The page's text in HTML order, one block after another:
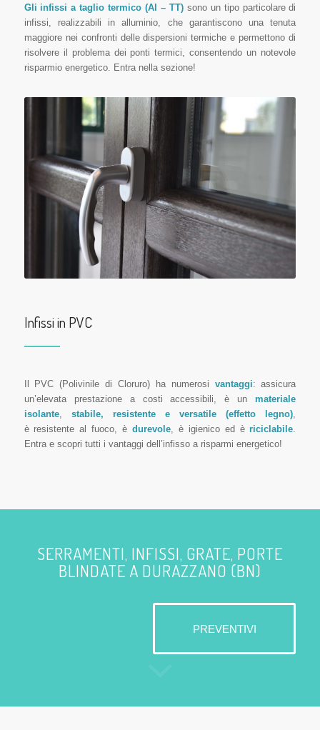
Gli infissi a taglio termico (Al – TT)sono un tipo particolare di
infissi, realizzabili in alluminio, che garantiscono una tenuta
maggiore nei confronti delle dispersioni termiche e permettono di
risolvere il problema dei ponti termici, consentendo un notevole
risparmio energetico. Entra nella sezione!
Infissi in PVC
Il PVC (Polivinile di Cloruro) ha numerosi vantaggi: assicura
un’elevata prestazione a costi accessibili, è unmateriale
isolante, stabile, resistente e versatile (effetto legno),
è resistente al fuoco, è durevole, è igienico ed èriciclabile.
Entra e scopri tutti i vantaggi dell’infisso a risparmi energetico!
SERRAMENTI, INFISSI, GRATE, PORTE
BLINDATE A DURAZZANO (BN)
PREVENTIVI